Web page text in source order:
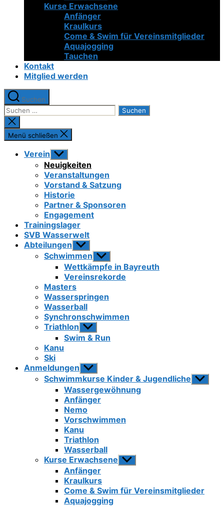
Kurse Erwachsene
Anfänger
Kraulkurs
Come & Swim für Vereinsmitglieder
Aquajogging
Tauchen
Kontakt
Mitglied werden
Suchen
Suchen
nach:
Suche
schließen
Menü schließen
Verein Untermenü
anzeigen
Neuigkeiten
Veranstaltungen
Vorstand & Satzung
Historie
Partner & Sponsoren
Engagement
Trainingslager
SVB Wasserwelt
Abteilungen Untermenü
anzeigen
Schwimmen Untermenü
anzeigen
Wettkämpfe in Bayreuth
Vereinsrekorde
Masters
Wasserspringen
Wasserball
Synchronschwimmen
Triathlon Untermenü
anzeigen
Swim & Run
Kanu
Ski
Anmeldungen Untermenü
anzeigen
Schwimmkurse Kinder & Jugendliche
anzeigen
Wassergewöhnung
Anfänger
Nemo
Vorschwimmen
Kanu
Triathlon
Wasserball
Kurse Erwachsene Untermenü
anzeigen
Anfänger
Kraulkurs
Come & Swim für Vereinsmitglieder
Aquajogging